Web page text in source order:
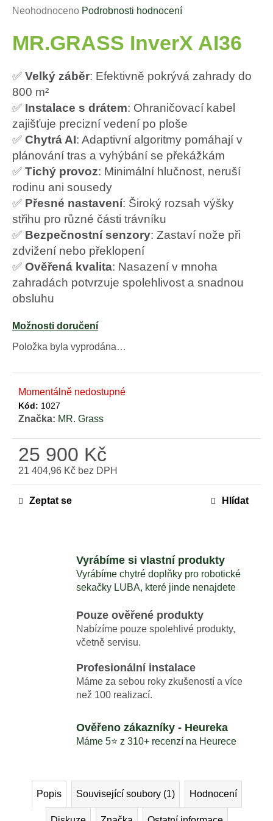
Průměrné
produktu
je
z
5
hvězdiček.
Neohodnoceno Podrobnosti hodnocení
MR.GRASS InverX AI36
✅ Velký záběr: Efektivně pokrývá zahrady do
800 m²
✅ Instalace s drátem: Ohraničovací kabel
zajišťuje precizní vedení po ploše
✅ Chytrá AI: Adaptivní algoritmy pomáhají v
plánování tras a vyhýbání se překážkám
✅ Tichý provoz: Minimální hlučnost, neruší
rodinu ani sousedy
✅ Přesné nastavení: Široký rozsah výšky
střihu pro různé části trávníku
✅ Bezpečnostní senzory: Zastaví nože při
zdvižení nebo překlopení
✅ Ověřená kvalita: Nasazení v mnoha
zahradách potvrzuje spolehlivost a snadnou
obsluhu
Možnosti doručení
Položka byla vyprodána…
Momentálně nedostupné
Kód: 1027
Značka: MR. Grass
25 900 Kč
21 404,96 Kč bez DPH
Měrná
cena:Zeptat se Hlídat
Vyrábíme si vlastní produkty
Vyrábíme chytré doplňky pro robotické
sekačky LUBA, které jinde nenajdete
Pouze ověřené produkty
Nabízíme pouze spolehlivé produkty,
včetně servisu.
Profesionální instalace
Máme za sebou roky zkušeností a více
než 100 realizací.
Ověřeno zákazníky - Heureka
Máme 5⭐️ z 310+ recenzí na Heurece
Popis Související soubory (1) Hodnocení
a
j
í
t
HLEDAT
D
o
p
o
r
u
č
u
j
e
m
MAMMOTION
LUBA
MINI
AWD
LIDAR
DÁREK
V
HODNOTĚ
1699,-
KČ
42
490